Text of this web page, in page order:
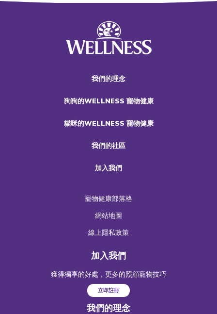
我們的理念
狗狗的WELLNESS 寵物健康
貓咪的WELLNESS 寵物健康
我們的社區
加入我們
寵物健康部落格
網站地圖
線上隱私政策
加入我們
獲得獨享的好處，更多的照顧寵物技巧
立即註冊
我們的理念